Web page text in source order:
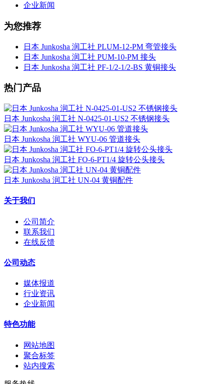
企业新闻
为您推荐
日本 Junkosha 润工社 PLUM-12-PM 弯管接头
日本 Junkosha 润工社 PUM-10-PM 接头
日本 Junkosha 润工社 PF-1/2-1/2-BS 黄铜接头
热门产品
日本 Junkosha 润工社 N-0425-01-US2 不锈钢接头
日本 Junkosha 润工社 WYU-06 管道接头
日本 Junkosha 润工社 FO-6-PT1/4 旋转公头接头
日本 Junkosha 润工社 UN-04 黄铜配件
关于我们
公司简介
联系我们
在线反馈
公司动态
媒体报道
行业资讯
企业新闻
特色功能
网站地图
聚合标签
站内搜索